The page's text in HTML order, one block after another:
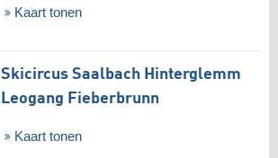
Kaart tonen
Skicircus Saalbach Hinterglemm
Leogang Fieberbrunn
Kaart tonen